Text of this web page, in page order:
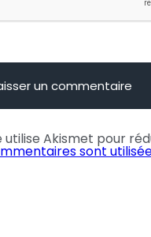
utilise Akismet pour
sont